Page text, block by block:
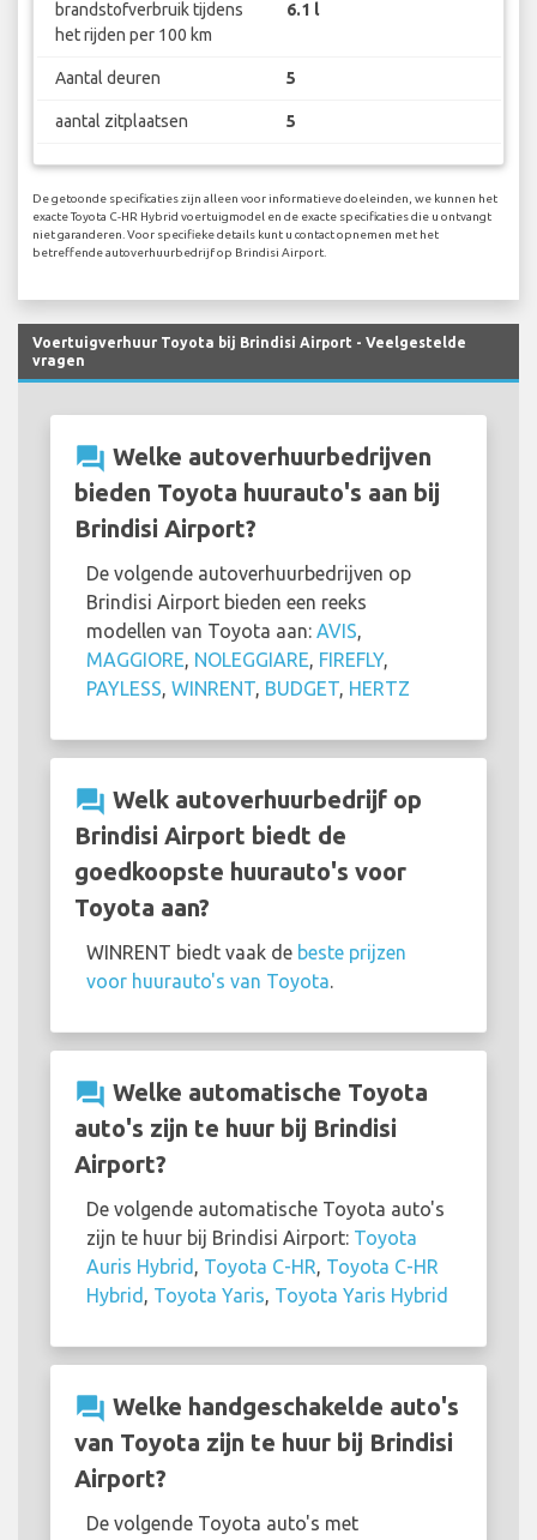
brandstofverbruik tijdens
het rijden per 100 km
6.1 l
Aantal deuren 5
aantal zitplaatsen 5
De getoonde specificaties zijn alleen voor informatieve doeleinden, we kunnen het
exacte Toyota C-HR Hybrid voertuigmodel en de exacte specificaties die u ontvangt
niet garanderen. Voor specifieke details kunt u contact opnemen met het
betreffende autoverhuurbedrijf op Brindisi Airport.
Voertuigverhuur Toyota bij Brindisi Airport - Veelgestelde
vragen
question_answer Welke autoverhuurbedrijven
bieden Toyota huurauto's aan bij
Brindisi Airport?
De volgende autoverhuurbedrijven op
Brindisi Airport bieden een reeks
modellen van Toyota aan: AVIS,
MAGGIORE, NOLEGGIARE, FIREFLY,
PAYLESS, WINRENT, BUDGET, HERTZ
question_answer Welk autoverhuurbedrijf op
Brindisi Airport biedt de
goedkoopste huurauto's voor
Toyota aan?
WINRENT biedt vaak de beste prijzen
voor huurauto's van Toyota.
question_answer Welke automatische Toyota
auto's zijn te huur bij Brindisi
Airport?
De volgende automatische Toyota auto's
zijn te huur bij Brindisi Airport: Toyota
Auris Hybrid , Toyota C-HR, Toyota C-HR
Hybrid , Toyota Yaris, Toyota Yaris Hybrid
question_answer Welke handgeschakelde auto's
van Toyota zijn te huur bij Brindisi
Airport?
De volgende Toyota auto's met